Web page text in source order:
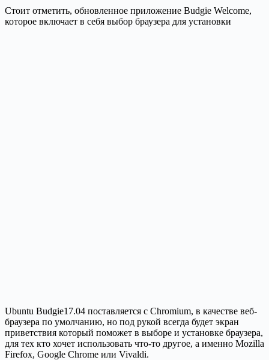
Стоит отметить, обновленное приложение Budgie Welcome,
которое включает в себя выбор браузера для установки
Ubuntu Budgie17.04 поставляется с Chromium, в качестве веб-
браузера по умолчанию, но под рукой всегда будет экран
приветствия который поможет в выборе и установке браузера,
для тех кто хочет использовать что-то другое, а именно Mozilla
Firefox, Google Chrome или Vivaldi.